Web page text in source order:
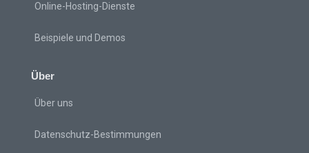
Online-Hosting-Dienste
Beispiele und Demos
Über
Über uns
Datenschutz-Bestimmungen